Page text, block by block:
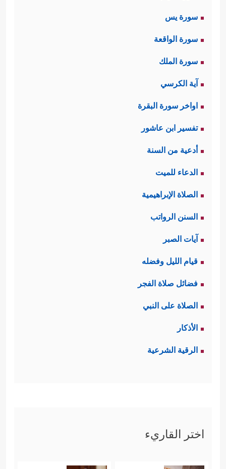
سورة يس
سورة الواقعة
سورة الملك
آية الكرسي
اواخر سورة البقرة
تفسير ابن عاشور
أدعية من السنة
الدعاء للميت
الصلاة الإبراهيمية
السنن الرواتب
آيات الصبر
قيام الليل وفضله
فضائل صلاة الفجر
الصلاة على النبي
الأذكار
الرقية الشرعية
اختر القاريء